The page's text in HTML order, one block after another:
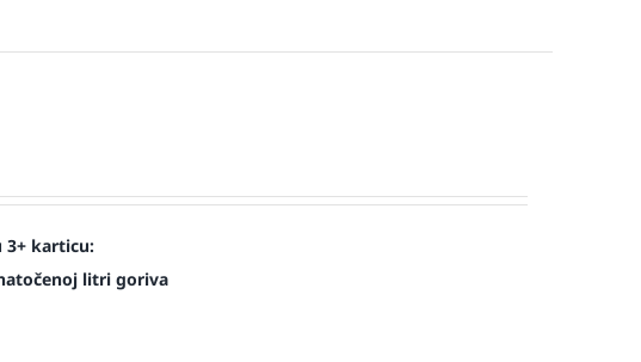
3+ karticu:
litri goriva